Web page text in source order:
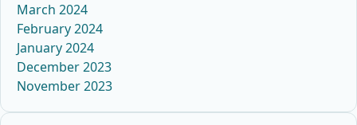
March 2024
February 2024
January 2024
December 2023
November 2023